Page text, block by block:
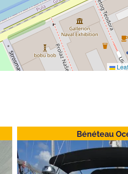
Bénéteau